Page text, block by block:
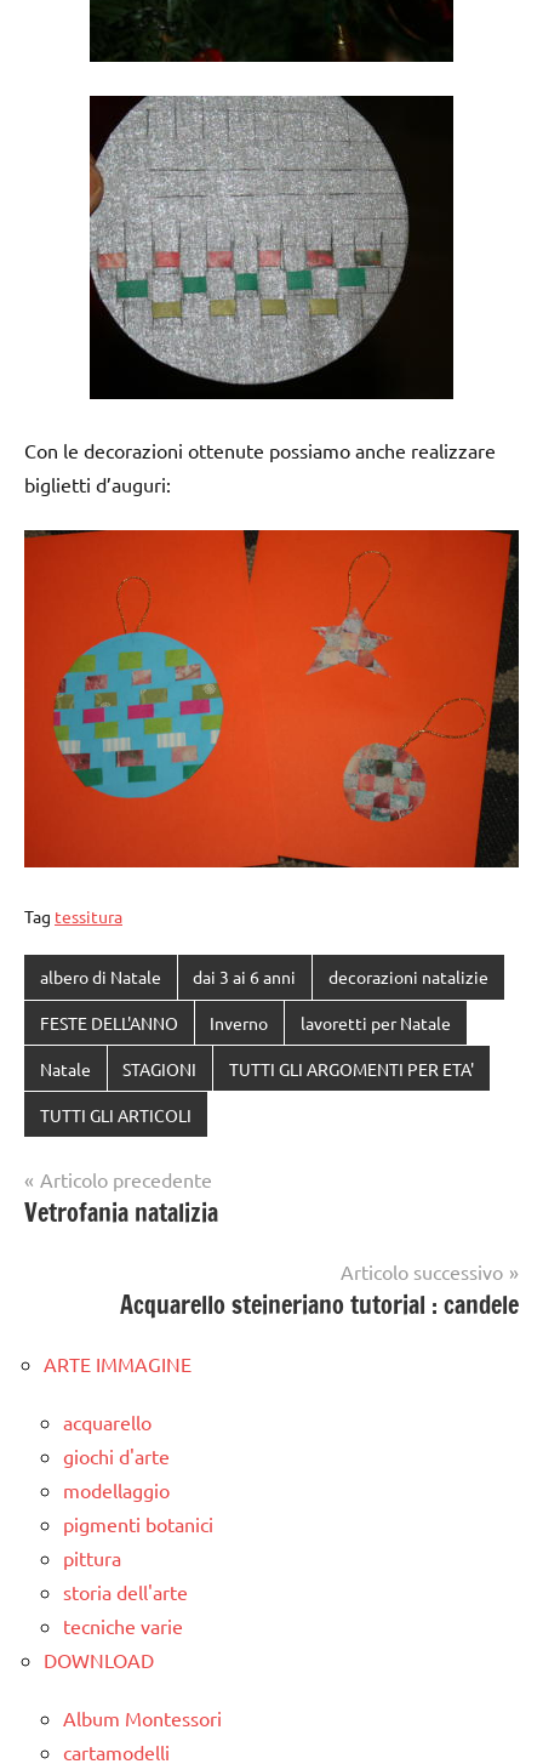
Con le decorazioni ottenute possiamo anche realizzare
biglietti d’auguri:
Tag tessitura
albero di Natale dai 3 ai 6 anni decorazioni natalizie
FESTE DELL'ANNO Inverno lavoretti per Natale
Natale STAGIONI TUTTI GLI ARGOMENTI PER ETA'
TUTTI GLI ARTICOLI
Navigazione
articoli
Articolo precedente
Vetrofania natalizia
Articolo successivo
Acquarello steineriano tutorial : candele
ARTE IMMAGINE
acquarello
giochi d'arte
modellaggio
pigmenti botanici
pittura
storia dell'arte
tecniche varie
DOWNLOAD
Album Montessori
cartamodelli